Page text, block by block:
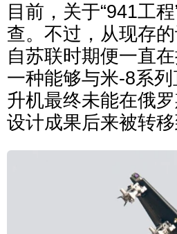
目前，关于“941工
查。不过，从现存
自苏联时期便一直
一种能够与米-8系
升机最终未能在俄
设计成果后来被转移